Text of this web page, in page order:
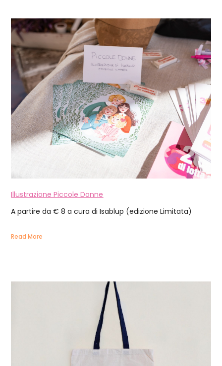
Illustrazione Piccole Donne
A partire da € 8 a cura di Isablup (edizione Limitata)
Read More